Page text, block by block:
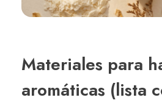
Materiales para
aromáticas (lista